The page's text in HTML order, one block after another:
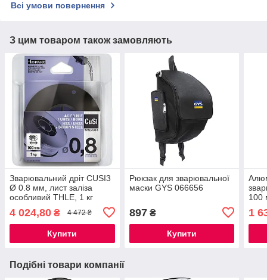
Всі умови повернення
З цим товаром також замовляють
Зварювальний дріт CUSI3
Ø 0.8 мм, лист заліза
особливий THLE, 1 кг
4 024,80 ₴ 4 472 ₴
Купити
Рюкзак для зварювальної
маски GYS 066656
897₴
Купити
100
1
Подібні товари компанії